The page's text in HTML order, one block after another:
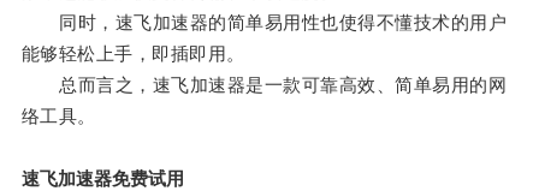
同时，速飞加速器的简单易用性也使得不懂技术的用户
能够轻松上手，即插即用。
总而言之，速飞加速器是一款可靠高效、简单易用的网
络工具。
速飞加速器免费试用